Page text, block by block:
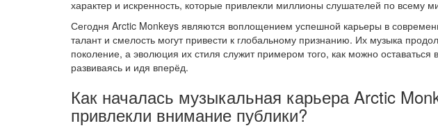
характер и искренность, которые привлекли миллионы слушателей по всему
Сегодня Arctic Monkeys являются воплощением успешной карьеры в
талант и смелость могут привести к глобальному признанию. Их музыка
поколение, а эволюция их стиля служит примером того, как можно
развиваясь и идя вперёд.
Как началась музыкальная карьера Arctic
привлекли внимание публики?